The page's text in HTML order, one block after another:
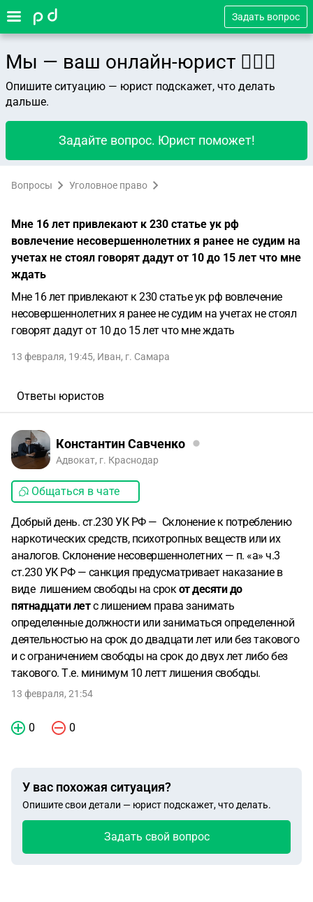
Задать вопрос
Мы — ваш онлайн-юрист 👨🏻‍⚖️
Опишите ситуацию — юрист подскажет, что делать
дальше.
Задайте вопрос. Юрист поможет!
Вопросы Уголовное право
Мне 16 лет привлекают к 230 статье ук рф
вовлечение несовершеннолетних я ранее не судим на
учетах не стоял говорят дадут от 10 до 15 лет что мне
ждать
Мне 16 лет привлекают к 230 статье ук рф вовлечение
несовершеннолетних я ранее не судим на учетах не стоял
говорят дадут от 10 до 15 лет что мне ждать
13 февраля, 19:45, Иван, г. Самара
Ответы юристов
Константин Савченко
Адвокат, г. Краснодар
Общаться в чате
Добрый день. ст.230 УК РФ — Склонение к потреблению
наркотических средств, психотропных веществ или их
аналогов. Склонение несовершеннолетних — п. «а» ч.3
ст.230 УК РФ — санкция предусматривает наказание в
виде лишением свободы на срокот десяти до
пятнадцати летс лишением права занимать
определенные должности или заниматься определенной
деятельностью на срок до двадцати лет или без такового
и с ограничением свободы на срок до двух лет либо без
такового. Т.е. минимум 10 летт лишения свободы.
13 февраля, 21:54
0 0
У вас похожая ситуация?
Опишите свои детали — юрист подскажет, что делать.
Задать свой вопрос